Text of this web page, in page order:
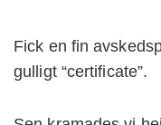
Fick en fin
gulligt “certificate”.